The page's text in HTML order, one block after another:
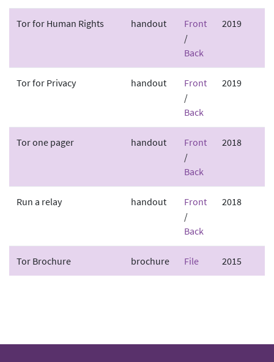
Tor for Human Rights handout
Front
/
Back
2019
Tor for Privacy handout
Front
/
Back
2019
Tor one pager handout
Front
/
Back
2018
Run a relay handout
Front
/
Back
2018
Tor Brochure brochure File 2015